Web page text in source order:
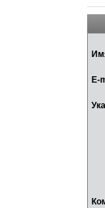
E-